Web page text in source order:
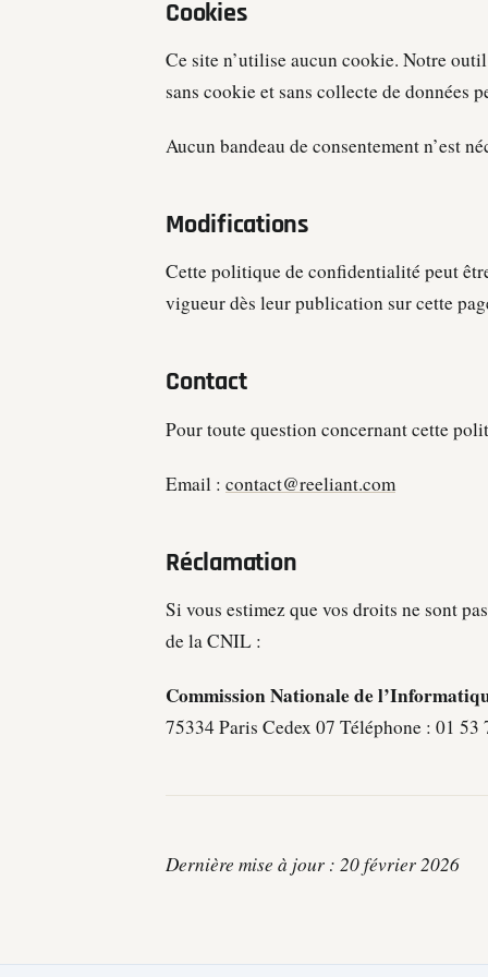
Cookies
Ce site n’utilise aucun cookie. Notre
sans cookie et sans collecte de données
Aucun bandeau de consentement n’est
Modifications
Cette politique de confidentialité peut
vigueur dès leur publication sur cette
Contact
Pour toute question concernant cette
Email : contact@reeliant.com
Réclamation
Si vous estimez que vos droits ne sont
de la CNIL :
Commission Nationale de
75334 Paris Cedex 07 Téléphone : 01
Dernière mise à jour : 20 février 2026